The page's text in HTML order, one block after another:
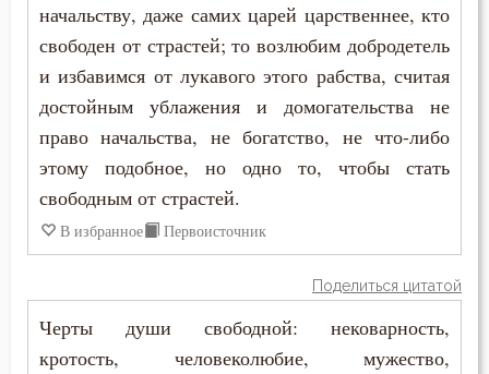
начальству, даже самих царей царственнее, кто
свободен от страстей; то возлюбим добродетель
и избавимся от лукавого этого рабства, считая
достойным ублажения и домогательства не
право начальства, не богатство, не что-либо
этому подобное, но одно то, чтобы стать
свободным от страстей.
В избранное Первоисточник
Поделиться цитатой
Черты души свободной: нековарность,
кротость, человеколюбие, мужество,